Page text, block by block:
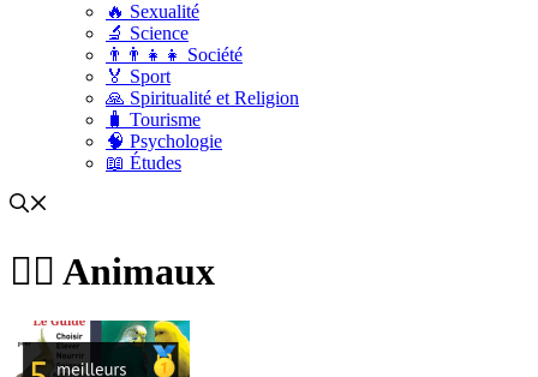
🔥 Sexualité
🔬 Science
👨‍👨‍👧‍👧 Société
🏅 Sport
🙏 Spiritualité et Religion
🧳 Tourisme
🧠 Psychologie
📖 Études
🐕‍🦺 Animaux